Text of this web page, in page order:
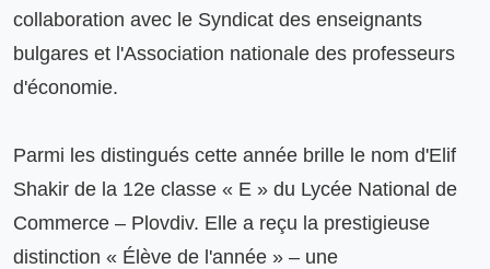
collaboration avec le Syndicat des enseignants
bulgares et l'Association nationale des professeurs
d'économie.
Parmi les distingués cette année brille le nom d'Elif
Shakir de la 12e classe « E » du Lycée National de
Commerce – Plovdiv. Elle a reçu la prestigieuse
distinction « Élève de l'année » – une